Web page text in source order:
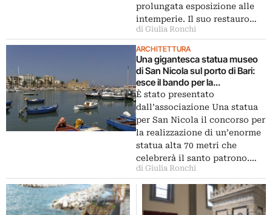
prolungata esposizione alle
intemperie. Il suo restauro…
di Giulia Ronchi
ARCHITETTURA
Una gigantesca statua museo
di San Nicola sul porto di Bari:
esce il bando per la
realizzazione
È stato presentato
dall’associazione Una statua
per San Nicola il concorso per
la realizzazione di un’enorme
statua alta 70 metri che
celebrerà il santo patrono.…
di Giulia Ronchi